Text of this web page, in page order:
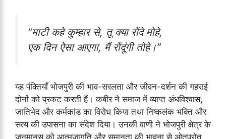
“माटी कहे कुम्हार से, तू क्या रोंदे मोहे,
एक दिन ऐसा आएगा, मैं रोंदूंगी तोहे।”
यह पंक्तियाँ भोजपुरी की भाव-सरलता और जीवन-दर्शन की गहराई
दोनों को प्रकट करती हैं। कबीर ने समाज में व्याप्त अंधविश्वास,
जातिभेद और कर्मकांड का विरोध किया तथा निष्कलंक भक्ति और
सत्य की उपासना का संदेश दिया। उनकी वाणी ने भोजपुरी क्षेत्र के
जनमानस को आत्मजागृति और समानता की भावना से ओतप्रोत